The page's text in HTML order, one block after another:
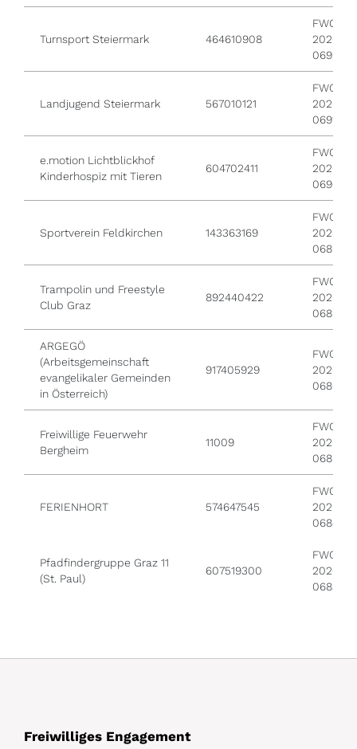
Turnsport Steiermark 464610908
FWO /
2026 /
0692
Landjugend Steiermark 567010121
FWO /
2026 /
0691
e.motion Lichtblickhof
Kinderhospiz mit Tieren
604702411
FWO /
2026 /
0690
Sportverein Feldkirchen 143363169
FWO /
2026 /
0689
Trampolin und Freestyle
Club Graz
892440422
FWO /
2026 /
0688
ARGEGÖ
(Arbeitsgemeinschaft
evangelikaler Gemeinden
in Österreich)
917405929
FWO /
2026 /
0686
Freiwillige Feuerwehr
Bergheim
11009
FWO /
2026 /
0685
FERIENHORT 574647545
FWO /
2026 /
0684
Pfadfindergruppe Graz 11
(St. Paul)
607519300
FWO /
2026 /
0683
Freiwilliges Engagement